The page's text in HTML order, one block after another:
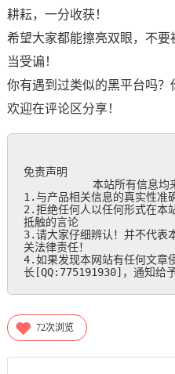
耕耘，一分收获！
希望大家都能擦亮双眼，不
当受谝！
你有遇到过类似的黑平台吗？
欢迎在评论区分享！
免责声明
本站所有信息均来自
1.与产品相关信息的真实性准
2.拒绝任何人以任何形式在本
抵触的言论
3.请大家仔细辨认！并不代表
关法律责任！
4.如果发现本网站有任何文章
长[QQ:775191930]，通知给
72次浏览